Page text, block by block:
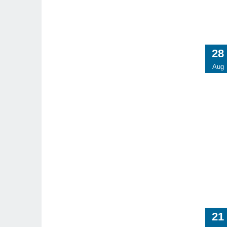
28
Aug
21